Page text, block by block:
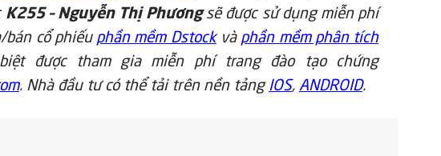
K255 – Nguyễn Thị Phươngsẽ được sử dụng miễn phí
bán cổ phiếu phần mềm Dstockvà phần mềm phân tích
được tham gia miễn phí trang đào tạo chứng
. Nhà đầu tư có thể tải trên nền tảng IOS, ANDROID.